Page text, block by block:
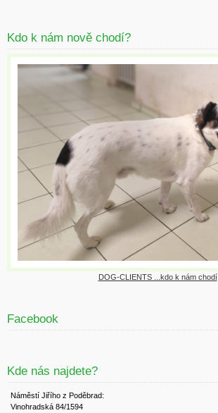
Kdo k nám nově chodí?
DOG-CLIENTS ...kdo k nám chodí
Facebook
Kde nás najdete?
Náměstí Jiřího z Poděbrad:
Vinohradská 84/1594